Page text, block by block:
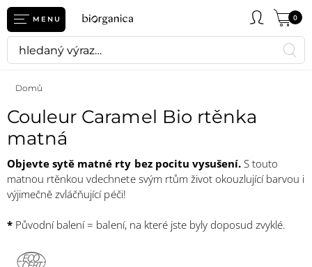
MENU 0
Domů
Couleur Caramel Bio rtěnka
matná
Objevte sytě matné rty bez pocitu vysušení.S touto
matnou rtěnkou vdechnete svým rtům život okouzlující barvou i
výjimečně zvláčňující péči!
* Původní balení = balení, na které jste byly doposud zvyklé.